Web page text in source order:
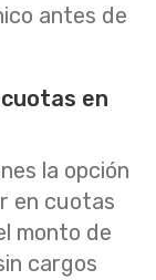
antes de
en
la opción
en cuotas
monto de
cargos